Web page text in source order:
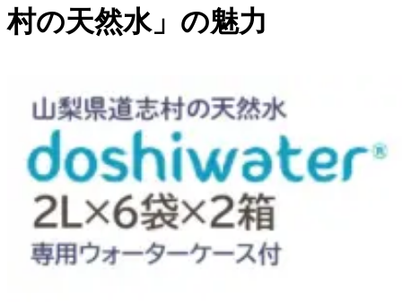
村の天然水」の魅力